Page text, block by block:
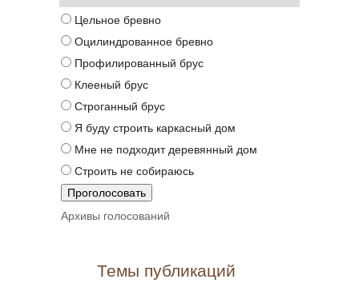
Цельное бревно
Оцилиндрованное бревно
Профилированный брус
Клееный брус
Строганный брус
Я буду строить каркасный дом
Мне не подходит деревянный дом
Строить не собираюсь
Архивы голосований
Темы публикаций